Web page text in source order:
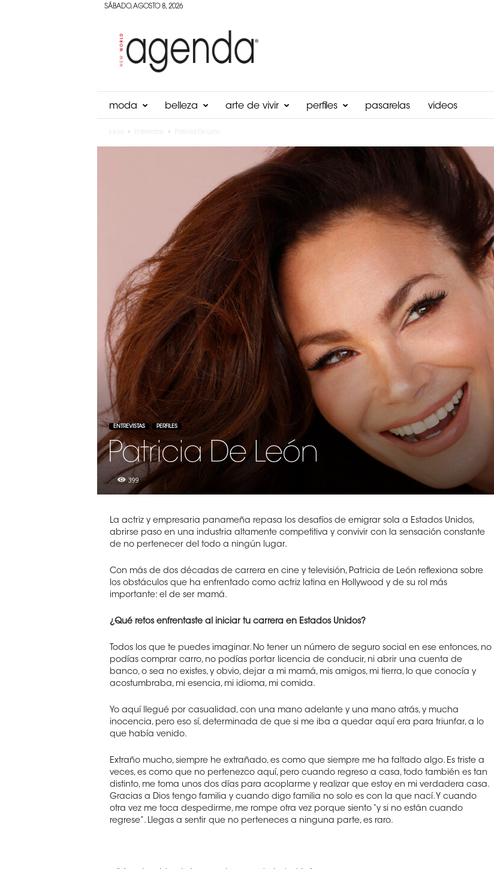
SÁBADO, AGOSTO 8, 2026
Panama
moda belleza arte de vivir perfiles pasarelas videos
Entrevistas Patricia De León
ENTREVISTAS PERFILES
Patricia De León
399
La actriz y empresaria panameña repasa los desafíos de emigrar sola a Estados Unidos,
abrirse paso en una industria altamente competitiva y convivir con la sensación constante
de no pertenecer del todo a ningún lugar.
Con más de dos décadas de carrera en cine y televisión, Patricia de León reflexiona sobre
los obstáculos que ha enfrentado como actriz latina en Hollywood y de su rol más
importante: el de ser mamá.
¿Qué retos enfrentaste al iniciar tu carrera en Estados Unidos?
Todos los que te puedes imaginar. No tener un número de seguro social en ese entonces, no
podías comprar carro, no podías portar licencia de conducir, ni abrir una cuenta de
banco, o sea no existes, y obvio, dejar a mi mamá, mis amigos, mi tierra, lo que conocía y
acostumbraba, mi esencia, mi idioma, mi comida.
Yo aquí llegué por casualidad, con una mano adelante y una mano atrás, y mucha
inocencia, pero eso sí, determinada de que si me iba a quedar aquí era para triunfar, a lo
que había venido.
Extraño mucho, siempre he extrañado, es como que siempre me ha faltado algo. Es triste a
veces, es como que no pertenezco aquí, pero cuando regreso a casa, todo también es tan
distinto, me toma unos dos días para acoplarme y realizar que estoy en mi verdadera casa.
Gracias a Dios tengo familia y cuando digo familia no solo es con la que nací. Y cuando
otra vez me toca despedirme, me rompe otra vez porque siento “y si no están cuando
regrese”. Llegas a sentir que no perteneces a ninguna parte, es raro.